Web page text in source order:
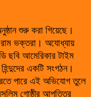
শুরু করা গিয়েছে।
ভক্তরা। অযোধ্যায়
ছবি আমেরিকার টাইম
হিন্দুদের একটি সংগঠন।
পারে এই অভিযোগ তুলে
গোষ্ঠীর আপত্তির